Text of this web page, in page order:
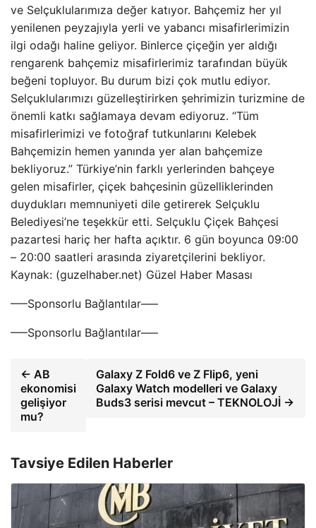
ve Selçuklularımıza değer katıyor. Bahçemiz her yıl
yenilenen peyzajıyla yerli ve yabancı misafirlerimizin
ilgi odağı haline geliyor. Binlerce çiçeğin yer aldığı
rengarenk bahçemiz misafirlerimiz tarafından büyük
beğeni topluyor. Bu durum bizi çok mutlu ediyor.
Selçuklularımızı güzelleştirirken şehrimizin turizmine de
önemli katkı sağlamaya devam ediyoruz. “Tüm
misafirlerimizi ve fotoğraf tutkunlarını Kelebek
Bahçemizin hemen yanında yer alan bahçemize
bekliyoruz.” Türkiye’nin farklı yerlerinden bahçeye
gelen misafirler, çiçek bahçesinin güzelliklerinden
duydukları memnuniyeti dile getirerek Selçuklu
Belediyesi’ne teşekkür etti. Selçuklu Çiçek Bahçesi
pazartesi hariç her hafta açıktır. 6 gün boyunca 09:00
– 20:00 saatleri arasında ziyaretçilerini bekliyor.
Kaynak: (guzelhaber.net) Güzel Haber Masası
—–Sponsorlu Bağlantılar—–
—–Sponsorlu Bağlantılar—–
← AB
ekonomisi
gelişiyor
mu?
Galaxy Z Fold6 ve Z Flip6, yeni
Galaxy Watch modelleri ve Galaxy
Buds3 serisi mevcut – TEKNOLOJİ →
Tavsiye Edilen Haberler